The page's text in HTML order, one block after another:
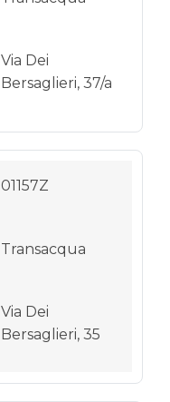
Via Dei
Bersaglieri, 37/a
01157Z
Transacqua
Via Dei
Bersaglieri, 35